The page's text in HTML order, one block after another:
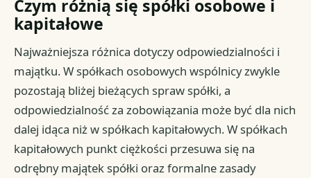
Czym różnią się spółki osobowe i
kapitałowe
Najważniejsza różnica dotyczy odpowiedzialności i
majątku. W spółkach osobowych wspólnicy zwykle
pozostają bliżej bieżących spraw spółki, a
odpowiedzialność za zobowiązania może być dla nich
dalej idąca niż w spółkach kapitałowych. W spółkach
kapitałowych punkt ciężkości przesuwa się na
odrębny majątek spółki oraz formalne zasady